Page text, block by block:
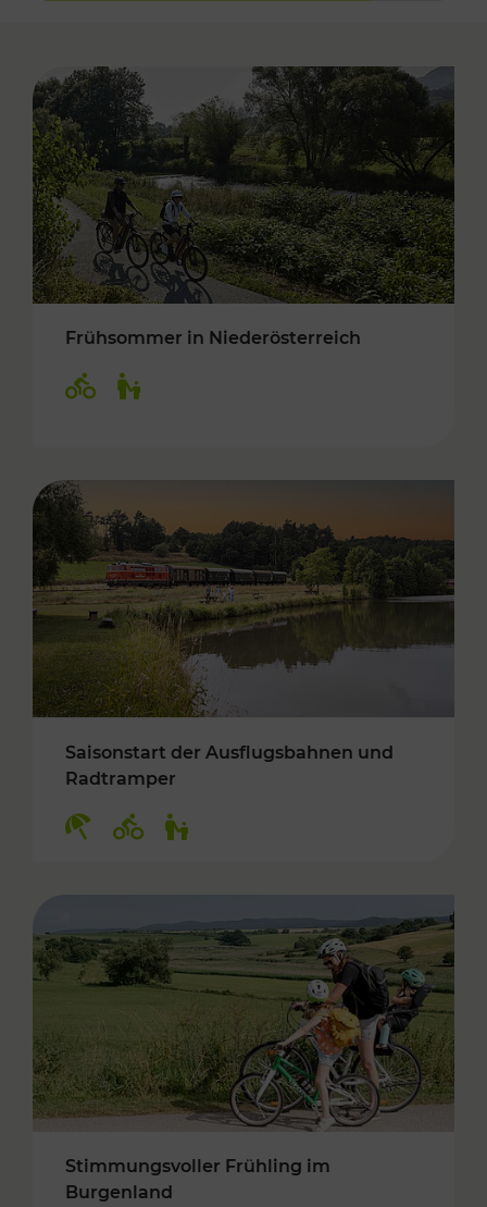
Frühsommer in Niederösterreich
Saisonstart der Ausflugsbahnen und
Radtramper
Stimmungsvoller Frühling im
Burgenland